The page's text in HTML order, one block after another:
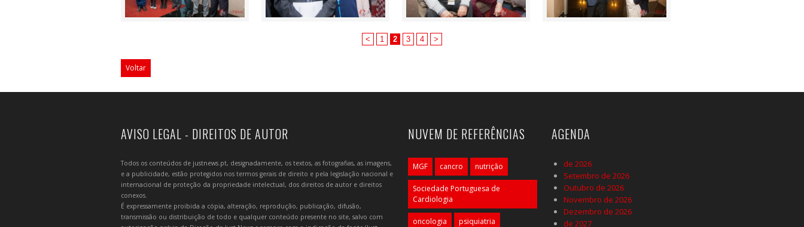
< 1 2 3 4 >
Voltar
AVISO LEGAL - DIREITOS DE AUTOR
Todos os conteúdos de justnews.pt, designadamente, os textos, as fotografias, as imagens,
e a publicidade, estão protegidos nos termos gerais de direito e pela legislação nacional e
internacional de proteção da propriedade intelectual, dos direitos de autor e direitos
conexos.
É expressamente proibida a cópia, alteração, reprodução, publicação, difusão,
transmissão ou distribuição de todo e qualquer conteúdo presente no site, salvo com
NUVEM DE REFERÊNCIAS
MGF cancro nutrição
Sociedade Portuguesa de
Cardiologia
oncologia psiquiatria
AGENDA
de 2026
Setembro de 2026
Outubro de 2026
Novembro de 2026
Dezembro de 2026
de 2027